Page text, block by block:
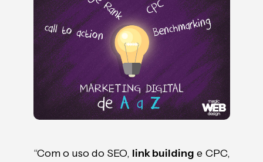
“Com o uso do SEO, link building e CPC,